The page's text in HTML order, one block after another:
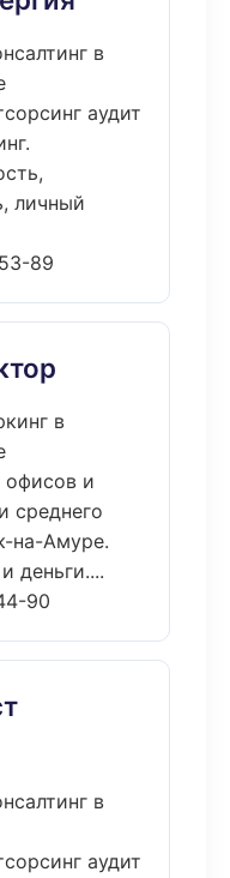
в
аудит
личный
89
в
офисов и
среднего
на-Амуре.
деньги....
90
в
аудит